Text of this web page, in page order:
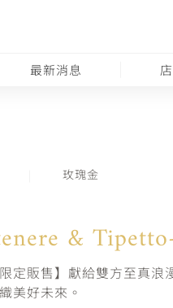
最新消息
玫瑰金
&
限定販售】獻給雙方至真
美好未來。